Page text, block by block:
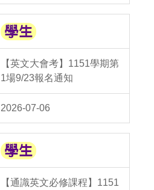
【英文大會考】1151學期第
1場9/23報名通知
2026-07-06
【通識英文必修課程】1151